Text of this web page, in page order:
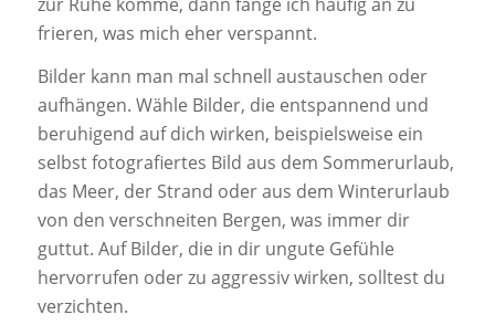
frieren, was mich eher verspannt.
Bilder kann man mal schnell austauschen oder
aufhängen. Wähle Bilder, die entspannend und
beruhigend auf dich wirken, beispielsweise ein
selbst fotografiertes Bild aus dem Sommerurlaub,
das Meer, der Strand oder aus dem Winterurlaub
von den verschneiten Bergen, was immer dir
guttut. Auf Bilder, die in dir ungute Gefühle
hervorrufen oder zu aggressiv wirken, solltest du
verzichten.